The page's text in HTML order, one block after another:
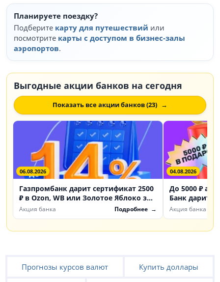
Планируете поездку?
Подберите карту для путешествий или
посмотрите карты с доступом в бизнес-залы
аэропортов.
Выгодные акции банков на сегодня
Показать все акции банков (23)
06.08.2026
Газпромбанк дарит сертификат 2500
₽ в Ozon, WB или Золотое Яблоко за
счет «Доходный»
Акция банка Подробнее
04.08.2026
До 5000 ₽
Банк дарит
инвестиции
Акция банка
Прогнозы курсов валют Купить доллары